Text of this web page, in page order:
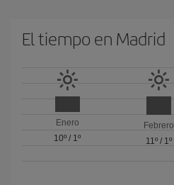
El tiempo en Madrid
Enero
10º / 1º
Febrero
11º/ 1º